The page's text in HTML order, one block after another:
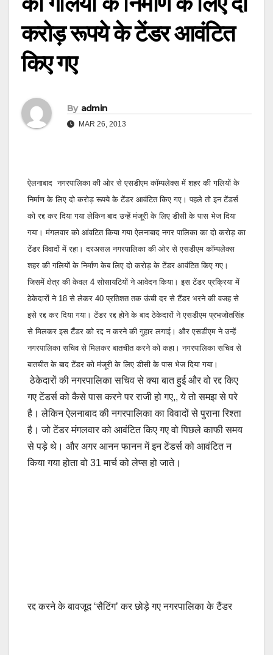
करोड़ रूपये के टेंडर आवंटित
किए गए
By admin
MAR 26, 2013
ऐलनाबाद नगरपालिका की ओर से एसडीएम कॉम्‍पलेक्‍स में शहर की गलियों के
निर्माण के लिए दो करोड़ रूपये के टेंडर आवंटित किए गए। पहले तो इन टेंडर्स
को रद्द कर दिया गया लेकिन बाद उन्‍हें मंजूरी के लिए डीसी के पास भेज दिया
गया। मंगलवार को आंवटित किया गया ऐलनाबाद नगर पालिका का दो करोड़ का
टेंडर विवादों में रहा। दरअसल नगरपालिका की ओर से एसडीएम कॉम्‍पलेक्‍स
शहर की गलियों के निर्माण केब लिए दो करोड़ के टेंडर आवंटित किए गए।
जिसमें क्षेत्र की केवल 4 सोसायटियों ने आवेदन किया। इस टेंडर प्रक्रिया में
ठेकेदारों ने 18 से लेकर 40 प्रतिशत तक ऊंची दर से टैंडर भरने की वजह से
इसे रद्द कर दिया गया।टेंडर रद्द होने के बाद ठेकेदारों ने एसडीएम प्रभजोतसिंह
से मिलकर इस टैंडर को रद्द न करने की गुहार लगाई। और एसडीएम ने उन्हें
नगरपालिका सचिव से मिलकर बातचीत करने को कहा। नगरपालिका सचिव से
बातचीत के बाद टेंडर को मंजूरी के लिए डीसी के पास भेज दिया गया।
ठेकेदारों की नगरपालिका सचिव से क्‍या बात हुई और वो रद्द किए
गए टेंडर्स को कैसे पास करने पर राजी हो गए,, ये तो समझ से परे
है। लेकिन ऐलनाबाद की नगरपालिका का विवादों से पुराना रिश्‍ता
है। जो टेंडर मंगलवार को आवंटित किए गए वो पिछले काफी समय
से पड़े थे। और अगर आनन फानन में इन टेंडर्स को आवंटित न
किया गया होता वो 31 मार्च को लेप्‍स हो जाते।
रद्द करने के बावजूद ‘सैटिंग’ कर छोड़े गए नगरपालिका के टैंडर